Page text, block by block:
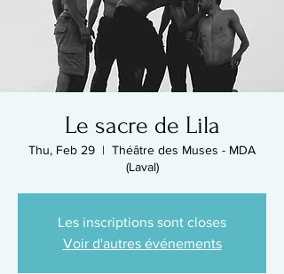
Le sacre de Lila
Thu, Feb 29
  |
Théâtre des Muses - MDA
(Laval)
Les inscriptions sont closes
Voir d'autres événements